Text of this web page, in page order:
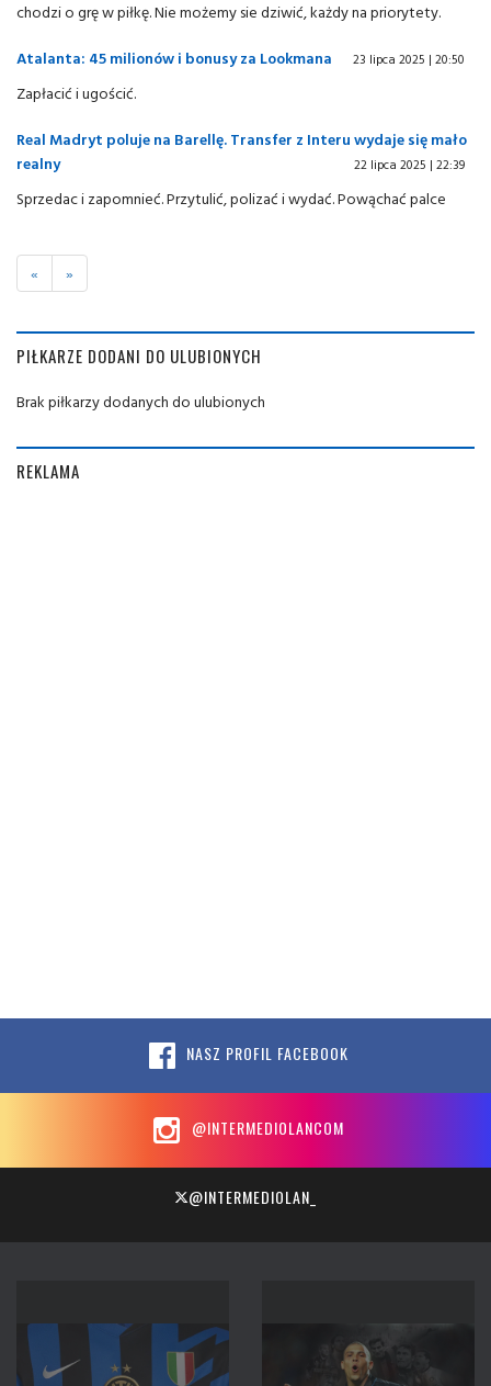
chodzi o grę w piłkę. Nie możemy sie dziwić, każdy na priorytety.
Atalanta: 45 milionów i bonusy za Lookmana
23 lipca 2025 | 20:50
Zapłacić i ugościć.
Real Madryt poluje na Barellę. Transfer z Interu wydaje się mało
realny
22 lipca 2025 | 22:39
Sprzedac i zapomnieć. Przytulić, polizać i wydać. Powąchać palce
« »
PIŁKARZE DODANI DO ULUBIONYCH
Brak piłkarzy dodanych do ulubionych
REKLAMA
NASZ PROFIL FACEBOOK
@INTERMEDIOLANCOM
@INTERMEDIOLAN_